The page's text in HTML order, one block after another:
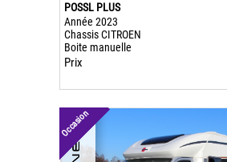
POSSL PLUS
Année 2023
Chassis CITROEN
Boite manuelle
Prix
Occasion